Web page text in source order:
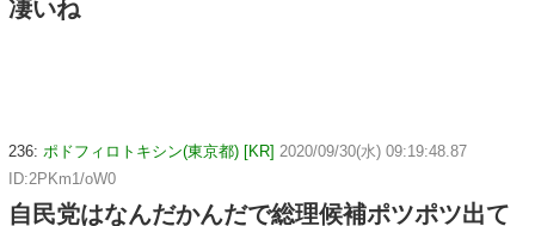
凄いね
236: ポドフィロトキシン(東京都) [KR] 2020/09/30(水) 09:19:48.87
ID:2PKm1/oW0
自民党はなんだかんだで総理候補ポツポツ出て